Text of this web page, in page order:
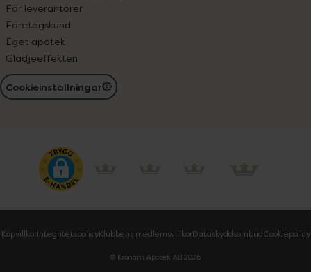
För leverantörer
Företagskund
Eget apotek
Glädjeeffekten
Cookieinställningar
KöpvillkorIntegritetspolicyKlubbens medlemsvillkorDataskyddsombudCookiepolicy
© Kronans Apotek AB 2026